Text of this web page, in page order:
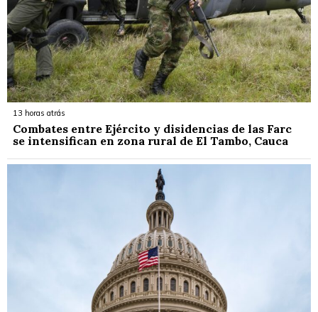
13 horas atrás
Combates entre Ejército y disidencias de las Farc
se intensifican en zona rural de El Tambo, Cauca